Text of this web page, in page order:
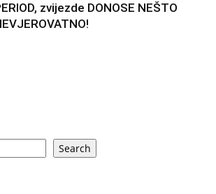
zvijezde DONOSE NEŠTO
Search